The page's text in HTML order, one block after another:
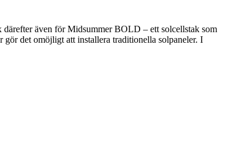
även för Midsummer BOLD – ett solcellstak som
det omöjligt att installera traditionella solpaneler. I